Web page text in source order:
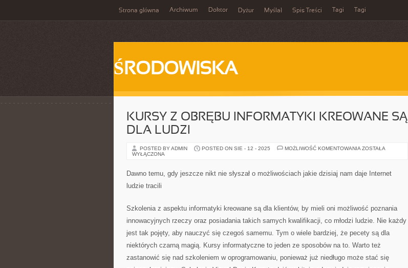
Strona główna Archiwum Doktor Dyżur Myślał Spis Treści Tagi Tagi
ŚRODOWISKA
KURSY Z OBRĘBU INFORMATYKI KREOWANE SĄ
DLA LUDZI
POSTED BY ADMIN POSTED ON SIE - 12 - 2025 MOŻLIWOŚĆ KOMENTOWANIA KURSY
KREOWANE
SĄ
ZOSTAŁA
WYŁĄCZONA
Dawno temu, gdy jeszcze nikt nie słyszał o możliwościach jakie dzisiaj nam daje Internet
ludzie tracili
Szkolenia z aspektu informatyki kreowane są dla klientów, by mieli oni możliwość poznania
innowacyjnych rzeczy oraz posiadania takich samych kwalifikacji, co młodzi ludzie. Nie każdy
jest tak pojęty, aby nauczyć się czegoś samemu. Tym o wiele bardziej, że pecety są dla
niektórych czarną magią. Kursy informatyczne to jeden ze sposobów na to. Warto też
zastanowić się nad szkoleniem w oprogramowaniu, ponieważ już niedługo może stać się